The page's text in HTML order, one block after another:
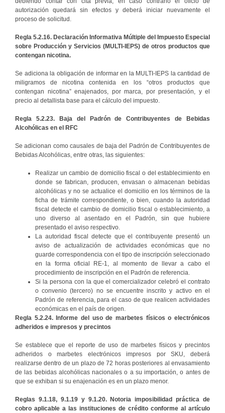
autorización quedará sin efectos y deberá iniciar nuevamente el
proceso de solicitud.
Regla 5.2.16. Declaración Informativa Múltiple del Impuesto Especial
sobre Producción y Servicios (MULTI-IEPS) de otros productos que
contengan nicotina.
Se adiciona la obligación de informar en la MULTI-IEPS la cantidad de
miligramos de nicotina contenida en los “otros productos que
contengan nicotina” enajenados, por marca, por presentación, y el
precio al detallista base para el cálculo del impuesto.
Regla 5.2.23. Baja del Padrón de Contribuyentes de Bebidas
Alcohólicas en el RFC
Se adicionan como causales de baja del Padrón de Contribuyentes de
Bebidas Alcohólicas, entre otras, las siguientes:
Realizar un cambio de domicilio fiscal o del establecimiento en
donde se fabrican, producen, envasan o almacenan bebidas
alcohólicas y no se actualice el domicilio en los términos de la
ficha de trámite correspondiente, o bien, cuando la autoridad
fiscal detecte el cambio de domicilio fiscal o establecimiento, a
uno diverso al asentado en el Padrón, sin que hubiere
presentado el aviso respectivo.
La autoridad fiscal detecte que el contribuyente presentó un
aviso de actualización de actividades económicas que no
guarde correspondencia con el tipo de inscripción seleccionado
en la forma oficial RE-1, al momento de llevar a cabo el
procedimiento de inscripción en el Padrón de referencia.
Si la persona con la que el comercializador celebró el contrato
o convenio (tercero) no se encuentre inscrito y activo en el
Padrón de referencia, para el caso de que realicen actividades
económicas en el país de origen.
Regla 5.2.24. Informe del uso de marbetes físicos o electrónicos
adheridos e impresos y precintos
Se establece que el reporte de uso de marbetes físicos y precintos
adheridos o marbetes electrónicos impresos por SKU, deberá
realizarse dentro de un plazo de 72 horas posteriores al envasamiento
de las bebidas alcohólicas nacionales o a su importación, o antes de
que se exhiban si su enajenación es en un plazo menor.
Reglas 9.1.18, 9.1.19 y 9.1.20. Notoria imposibilidad práctica de
cobro aplicable a las instituciones de crédito conforme al artículo